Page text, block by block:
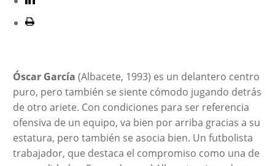
Óscar García (Albacete, 1993) es un delantero centro
puro, pero también se siente cómodo jugando detrás
de otro ariete. Con condiciones para ser referencia
ofensiva de un equipo, va bien por arriba gracias a su
estatura, pero también se asocia bien. Un futbolista
trabajador, que destaca el compromiso como una de